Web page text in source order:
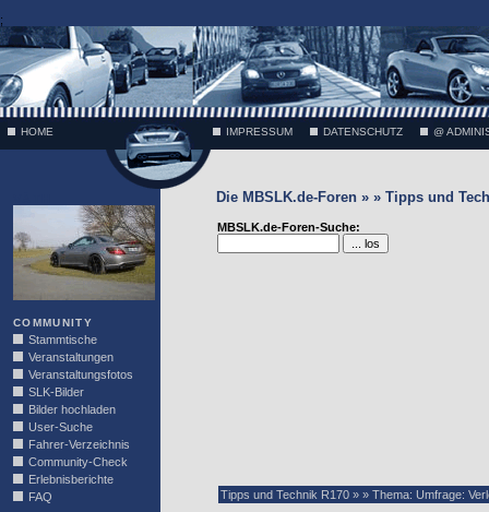
;
HOME IMPRESSUM DATENSCHUTZ @
COMMUNITY
Stammtische
Veranstaltungen
Veranstaltungsfotos
SLK-Bilder
Bilder hochladen
User-Suche
Fahrer-Verzeichnis
Community-Check
Erlebnisberichte
FAQ
Die MBSLK.de-Foren » » Tipps und
MBSLK.de-Foren-Suche:
Tipps und Technik R170 » » Thema: Umfrage: